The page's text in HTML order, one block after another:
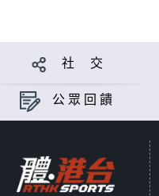
社 交
公眾回饋